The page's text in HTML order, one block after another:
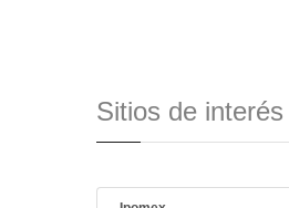
Sitios de interés